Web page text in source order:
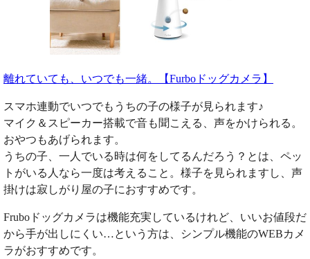
離れていても、いつでも一緒。【Furboドッグカメラ】
スマホ連動でいつでもうちの子の様子が見られます♪
マイク＆スピーカー搭載で音も聞こえる、声をかけられる。
おやつもあげられます。
うちの子、一人でいる時は何をしてるんだろう？とは、ペッ
トがいる人なら一度は考えること。様子を見られますし、声
掛けは寂しがり屋の子におすすめです。
Fruboドッグカメラは機能充実しているけれど、いいお値段だ
から手が出しにくい…という方は、シンプル機能のWEBカメ
ラがおすすめです。